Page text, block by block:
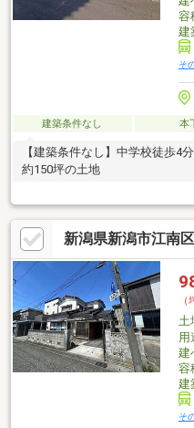
容
建
そ
建築条件なし 本
【建築条件なし】中学校徒歩4
約150坪の土地
新潟県新潟市江南
土
用
建
容
建
そ